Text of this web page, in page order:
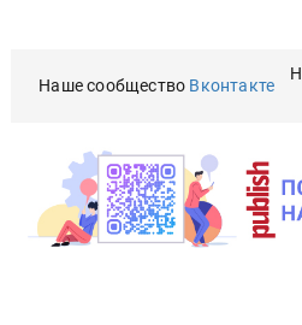
Наше сообщество Вконтакте